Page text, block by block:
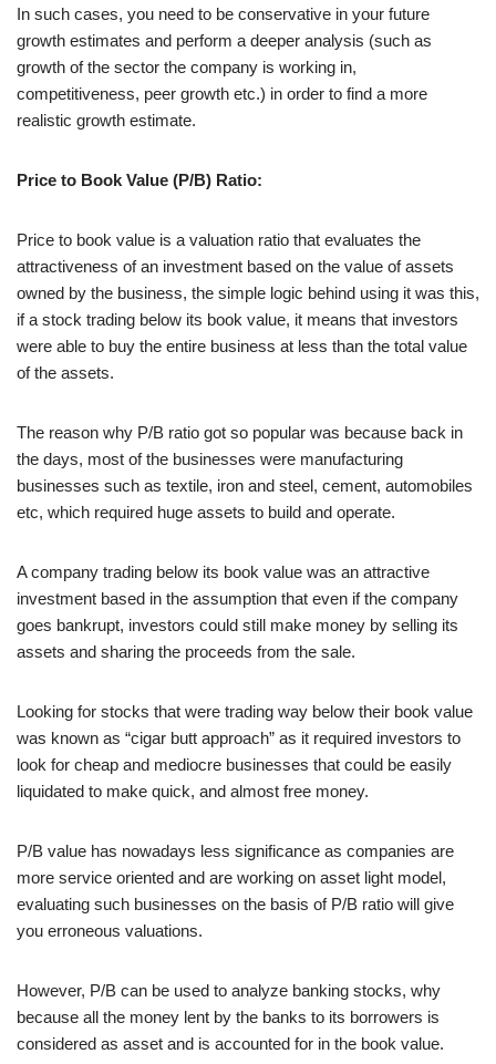
In such cases, you need to be conservative in your future
growth estimates and perform a deeper analysis (such as
growth of the sector the company is working in,
competitiveness, peer growth etc.) in order to find a more
realistic growth estimate.
Price to Book Value (P/B) Ratio:
Price to book value is a valuation ratio that evaluates the
attractiveness of an investment based on the value of assets
owned by the business, the simple logic behind using it was this,
if a stock trading below its book value, it means that investors
were able to buy the entire business at less than the total value
of the assets.
The reason why P/B ratio got so popular was because back in
the days, most of the businesses were manufacturing
businesses such as textile, iron and steel, cement, automobiles
etc, which required huge assets to build and operate.
A company trading below its book value was an attractive
investment based in the assumption that even if the company
goes bankrupt, investors could still make money by selling its
assets and sharing the proceeds from the sale.
Looking for stocks that were trading way below their book value
was known as “cigar butt approach” as it required investors to
look for cheap and mediocre businesses that could be easily
liquidated to make quick, and almost free money.
P/B value has nowadays less significance as companies are
more service oriented and are working on asset light model,
evaluating such businesses on the basis of P/B ratio will give
you erroneous valuations.
However, P/B can be used to analyze banking stocks, why
because all the money lent by the banks to its borrowers is
considered as asset and is accounted for in the book value.